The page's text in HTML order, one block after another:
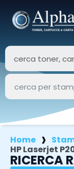
Home
HP Laserjet
RICERCA